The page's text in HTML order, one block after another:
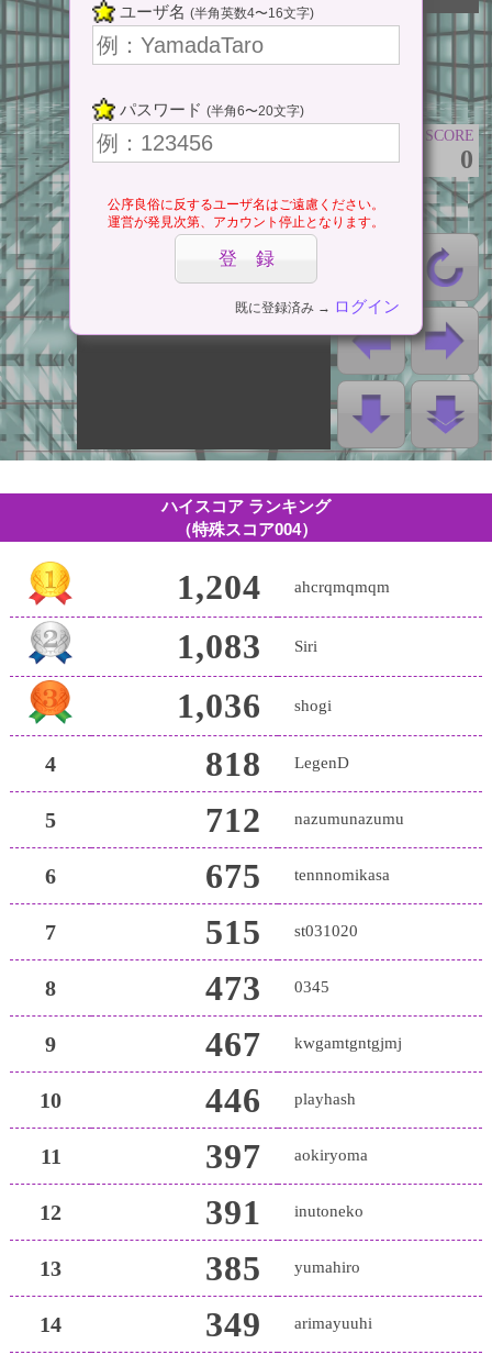
ユーザ名 (半角英数4〜16文字)
パスワード (半角6〜20文字)
公序良俗に反するユーザ名はご遠慮ください。
運営が発見次第、アカウント停止となります。
既に登録済み → ログイン
(Tap Here)
⇔ 一時停止
SCORE
0
ハイスコア ランキング
（特殊スコア004）
1,204 ahcrqmqmqm
1,083 Siri
1,036 shogi
4 818 LegenD
5 712 nazumunazumu
6 675 tennnomikasa
7 515 st031020
8 473 0345
9 467 kwgamtgntgjmj
10 446 playhash
11 397 aokiryoma
12 391 inutoneko
13 385 yumahiro
14 349 arimayuuhi